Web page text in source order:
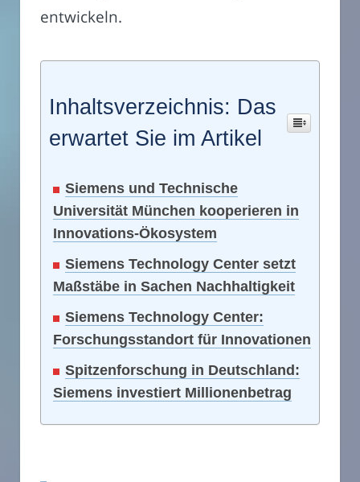
entwickeln.
Inhaltsverzeichnis: Das
erwartet Sie im Artikel
Siemens und Technische
Universität München kooperieren in
Innovations-Ökosystem
Siemens Technology Center setzt
Maßstäbe in Sachen Nachhaltigkeit
Siemens Technology Center:
Forschungsstandort für Innovationen
Spitzenforschung in Deutschland:
Siemens investiert Millionenbetrag